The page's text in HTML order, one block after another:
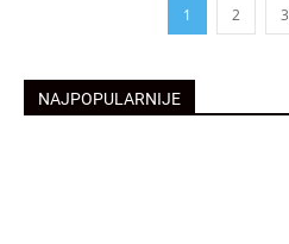
1 2 3
NAJPOPULARNIJE